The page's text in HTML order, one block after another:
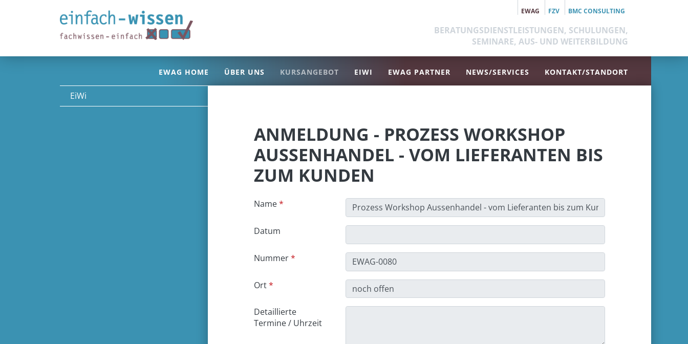
EWAG FZV BMC CONSULTING
BERATUNGSDIENSTLEISTUNGEN, SCHULUNGEN,
SEMINARE, AUS- UND WEITERBILDUNG
EWAG HOME ÜBER UNS KURSANGEBOT EIWI EWAG PARTNER NEWS/SERVICES KONTAKT/STANDORT
ANMELDUNG - PROZESS WORKSHOP
AUSSENHANDEL - VOM LIEFERANTEN BIS
ZUM KUNDEN
Name
Datum
Nummer
Ort
Detaillierte
Termine / Uhrzeit
EiWi